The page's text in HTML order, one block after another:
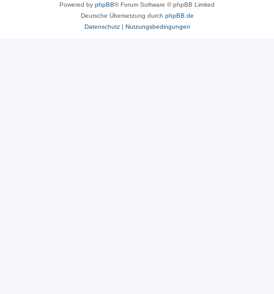
Powered by phpBB® Forum Software © phpBB Limited
Deutsche Übersetzung durch phpBB.de
Datenschutz| Nutzungsbedingungen